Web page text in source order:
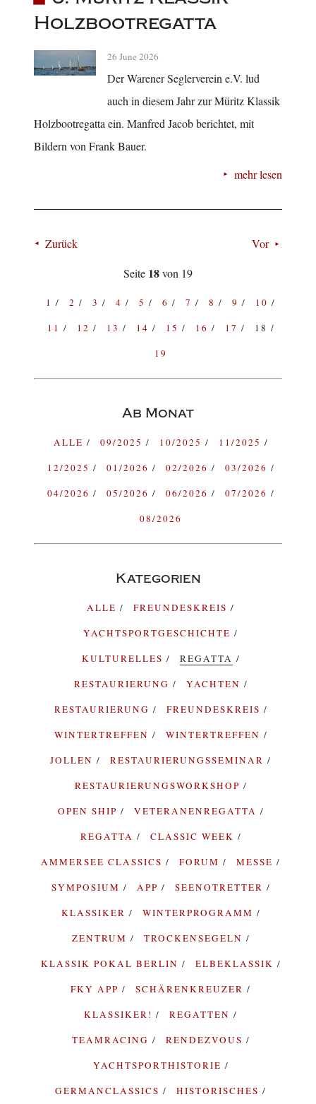
Holzbootregatta
26 June 2026
Der Warener Seglerverein e.V. lud
auch in diesem Jahr zur Müritz Klassik
Holzbootregatta ein. Manfred Jacob berichtet, mit
Bildern von Frank Bauer.
mehr lesen
Zurück
Vor
Seite 18von 19
1 2 3 4 5 6 7 8 9
10
11
12 13 14 15 16 17
18
19
Ab Monat
ALLE 09/2025 10/2025
11/2025
12/2025
01/2026 02/2026
03/2026
04/2026
05/2026 06/2026
07/2026
08/2026
Kategorien
ALLE
FREUNDESKREIS
YACHTSPORTGESCHICHTE
KULTURELLES
REGATTA
RESTAURIERUNG
YACHTEN
RESTAURIERUNG
FREUNDESKREIS
WINTERTREFFEN
WINTERTREFFEN
JOLLEN
RESTAURIERUNGSSEMINAR
RESTAURIERUNGSWORKSHOP
OPEN SHIP
VETERANENREGATTA
REGATTA
CLASSIC WEEK
AMMERSEE CLASSICS
FORUM
MESSE
SYMPOSIUM
APP
SEENOTRETTER
KLASSIKER
WINTERPROGRAMM
ZENTRUM
TROCKENSEGELN
KLASSIK POKAL BERLIN
ELBEKLASSIK
FKY APP
SCHÄRENKREUZER
KLASSIKER!
REGATTEN
TEAMRACING
RENDEZVOUS
YACHTSPORTHISTORIE
GERMANCLASSICS
HISTORISCHES